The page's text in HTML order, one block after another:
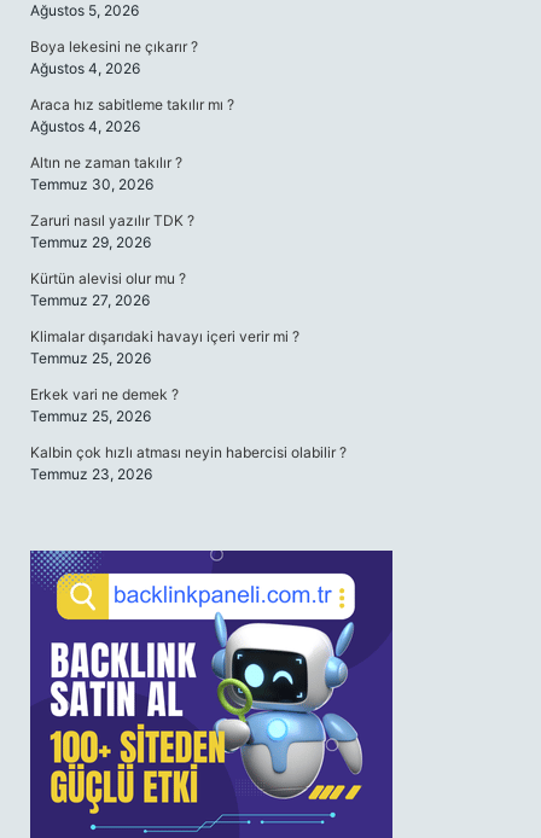
Ağustos 5, 2026
Boya lekesini ne çıkarır ?
Ağustos 4, 2026
Araca hız sabitleme takılır mı ?
Ağustos 4, 2026
Altın ne zaman takılır ?
Temmuz 30, 2026
Zaruri nasıl yazılır TDK ?
Temmuz 29, 2026
Kürtün alevisi olur mu ?
Temmuz 27, 2026
Klimalar dışarıdaki havayı içeri verir mi ?
Temmuz 25, 2026
Erkek vari ne demek ?
Temmuz 25, 2026
Kalbin çok hızlı atması neyin habercisi olabilir ?
Temmuz 23, 2026